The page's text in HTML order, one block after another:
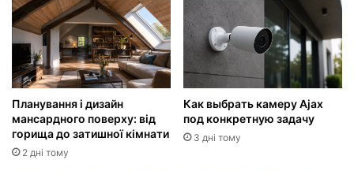
Планування і дизайн
мансардного поверху: від
горища до затишної кімнати
2 дні тому
Как выбрать камеру Ajax
под конкретную задачу
3 дні тому